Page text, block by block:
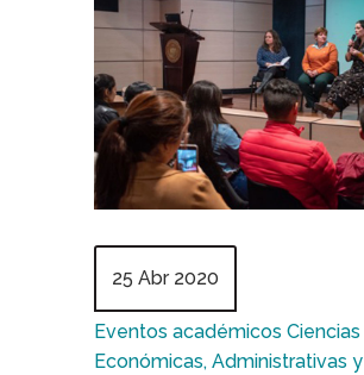
25 Abr 2020
Eventos académicos Ciencias
Económicas, Administrativas y